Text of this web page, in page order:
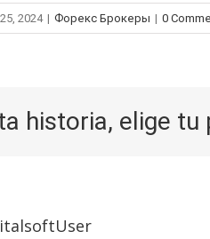
2024 | Форекс Брокеры | 0
historia, elige